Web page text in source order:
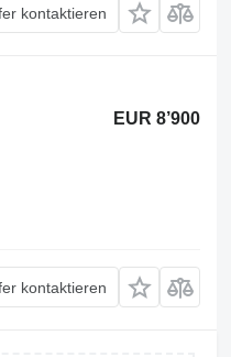
kontaktieren
EUR 8’900
kontaktieren